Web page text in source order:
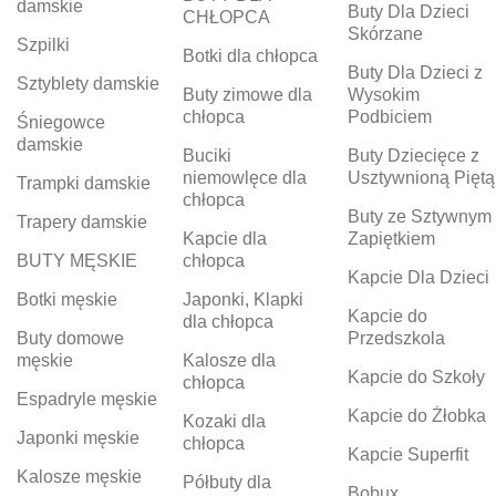
damskie
Szpilki
Sztyblety damskie
Śniegowce
damskie
Trampki damskie
Trapery damskie
BUTY MĘSKIE
Botki męskie
Buty domowe
męskie
Espadryle męskie
Japonki męskie
Kalosze męskie
CHŁOPCA
Botki dla chłopca
Buty zimowe dla
chłopca
Buciki
niemowlęce dla
chłopca
Kapcie dla
chłopca
Japonki, Klapki
dla chłopca
Kalosze dla
chłopca
Kozaki dla
chłopca
Półbuty dla
Buty Dla Dzieci
Skórzane
Buty Dla Dzieci z
Wysokim
Podbiciem
Buty Dziecięce z
Usztywnioną Piętą
Buty ze Sztywnym
Zapiętkiem
Kapcie Dla Dzieci
Kapcie do
Przedszkola
Kapcie do Szkoły
Kapcie do Żłobka
Kapcie Superfit